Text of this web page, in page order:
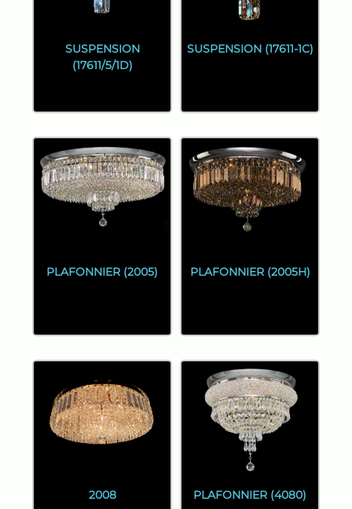
SUSPENSION
(17611/5/1D)
SUSPENSION (17611-1C)
PLAFONNIER (2005) PLAFONNIER (2005H)
2008 PLAFONNIER (4080)